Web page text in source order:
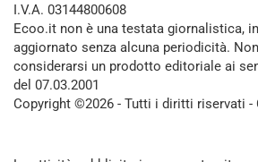
I.V.A. 03144800608
Ecoo.it non è una testata giornalistica,
aggiornato senza alcuna periodicità.
considerarsi un prodotto editoriale ai
del 07.03.2001
Copyright ©2026 - Tutti i diritti riservati -